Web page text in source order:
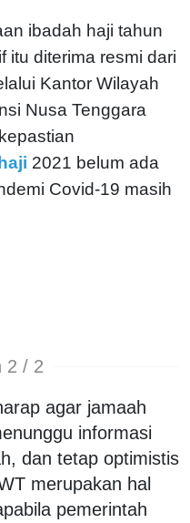
ibadah haji tahun
itu diterima resmi dari
Kantor Wilayah
Nusa Tenggara
2021 belum ada
Covid-19 masih
2 / 2
agar jamaah
informasi
dan tetap optimistis
merupakan hal
pemerintah